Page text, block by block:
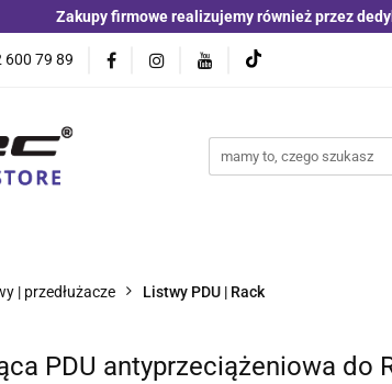
Zakupy firmowe realizujemy również przez
600 79 89
Czujniki i detektory Switche |
| przedłużacze Listwy PDU | Rack
PDU antyprzeciążeniowa do